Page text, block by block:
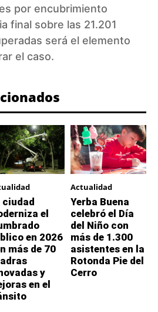
por encubrimiento
final sobre las 21.201
será el elemento
el caso.
ciudad
el
en 2026
más de 70
y
en el
Actualidad
Yerba Buena
celebró el Día
del Niño con
más de 1.300
asistentes en la
Rotonda Pie del
Cerro